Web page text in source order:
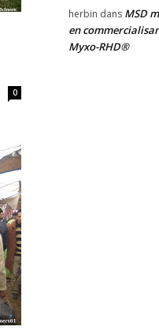
0
herbin dans MSD
en
Myxo-RHD®